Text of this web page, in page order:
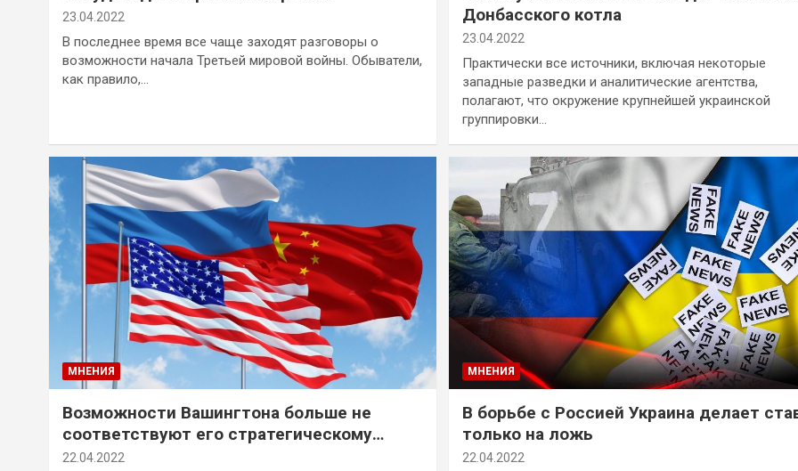
23.04.2022
В последнее время все чаще заходят разговоры о
возможности начала Третьей мировой войны. Обыватели,
как правило,…
Донбасского котла
23.04.2022
Практически все источники, включая некоторые
западные разведки и аналитические агентства,
полагают, что окружение крупнейшей украинской
группировки…
МНЕНИЯ
Возможности Вашингтона больше не
соответствуют его стратегическому
замаху
22.04.2022
МНЕНИЯ
В борьбе с Россией Украина делает
только на ложь
22.04.2022